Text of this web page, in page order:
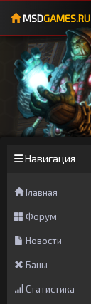
MSDGAMES.RU
Навигация
Главная
Форум
Новости
Баны
Статистика